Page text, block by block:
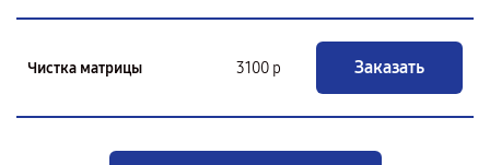
Чистка матрицы 3100 р Заказать